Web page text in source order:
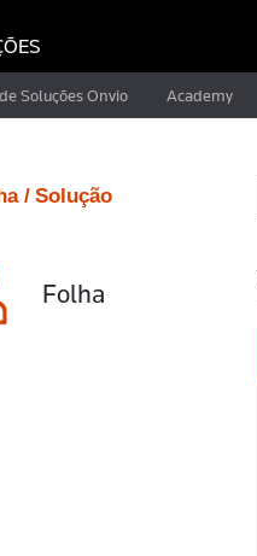
Soluções Onvio Academy
/ Solução
Folha